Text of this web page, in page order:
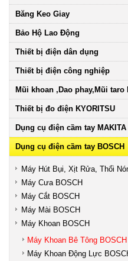
Băng Keo Giay
Bảo Hộ Lao Động
Thiết bị điện dân dụng
Thiết bị điện công nghiệp
Mũi khoan ,Dao phay,Mũi taro
Thiết bị đo điện KYORITSU
Dụng cụ điện cầm tay MAKITA
Dụng cụ điện cầm tay BOSCH
Máy Hút Bụi, Xịt Rửa, Thổi
Máy Cưa BOSCH
Máy Cắt BOSCH
Máy Mài BOSCH
Máy Khoan BOSCH
Máy Khoan Bê Tông BOSCH
Máy Khoan Động Lực